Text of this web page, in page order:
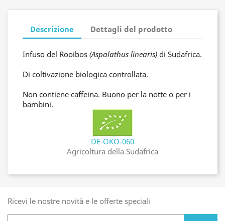
Descrizione Dettagli del prodotto
Infuso del Rooibos (Aspalathus linearis) di Sudafrica.
Di coltivazione biologica controllata.
Non contiene caffeina. Buono per la notte o per i
bambini.
DE-ÖKO-060
Agricoltura della Sudafrica
Ricevi le nostre novità e le offerte speciali